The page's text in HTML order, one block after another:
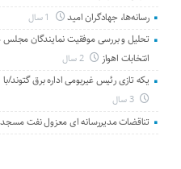
رسانه‌ها، جهادگران امید
تحلیل و بررسی موفقیت نمایندگان مجلس
انتخابات اهواز
2 سال
یکه تازی رئیس غیربومی اداره برق گتوند/
3 سال
تناقضات مدیررسانه ای معزول نفت